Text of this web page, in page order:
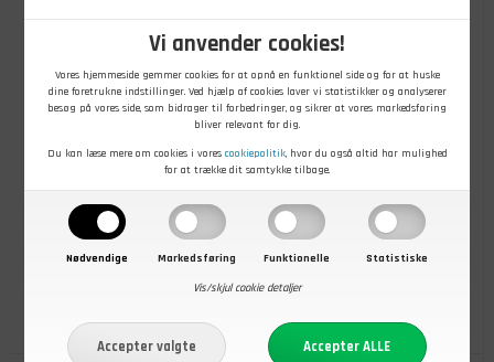
Vi anvender cookies!
Vores hjemmeside gemmer cookies for at opnå en funktionel side og for at huske
dine foretrukne indstillinger. Ved hjælp af cookies laver vi statistikker og analyserer
besøg på vores side, som bidrager til forbedringer, og sikrer at vores markedsføring
bliver relevant for dig.
Du kan læse mere om cookies i vores cookiepolitik, hvor du også altid har mulighed
for at trække dit samtykke tilbage.
Nødvendige Markedsføring Funktionelle
Statistiske
Vis/skjul cookie detaljer
199,00DKK
Mil-Tec Chest Rig Lightweight
- Køb nu
449,00DKK
Mil-Tec Chest Rig Vest,
På lager- Køb nu